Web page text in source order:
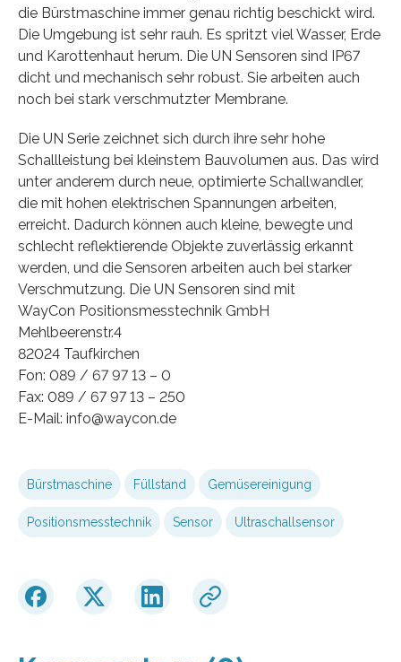
die Bürstmaschine immer genau richtig beschickt wird.
Die Umgebung ist sehr rauh. Es spritzt viel Wasser, Erde
und Karottenhaut herum. Die UN Sensoren sind IP67
dicht und mechanisch sehr robust. Sie arbeiten auch
noch bei stark verschmutzter Membrane.
Die UN Serie zeichnet sich durch ihre sehr hohe
Schallleistung bei kleinstem Bauvolumen aus. Das wird
unter anderem durch neue, optimierte Schallwandler,
die mit hohen elektrischen Spannungen arbeiten,
erreicht. Dadurch können auch kleine, bewegte und
schlecht reflektierende Objekte zuverlässig erkannt
werden, und die Sensoren arbeiten auch bei starker
Verschmutzung. Die UN Sensoren sind mit
WayCon Positionsmesstechnik GmbH
Mehlbeerenstr.4
82024 Taufkirchen
Fon: 089 / 67 97 13 – 0
Fax: 089 / 67 97 13 – 250
E-Mail: info@waycon.de
Bürstmaschine Füllstand Gemüsereinigung
Positionsmesstechnik Sensor Ultraschallsensor